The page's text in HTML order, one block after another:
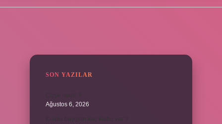
SON YAZILAR
Ağustos 6, 2026